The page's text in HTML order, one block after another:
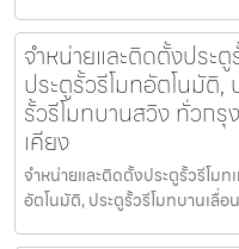
จำหน่ายและติดตั้งประตู
ประตูรั้วรีโมทอัตโนมัติ,
รั้วรีโมทบานสวิง ทั่วก
เคียง
จำหน่ายและติดตั้งประตูรั้วรีโมท
อัตโนมัติ, ประตูรั้วรีโมทบานเลื่อ